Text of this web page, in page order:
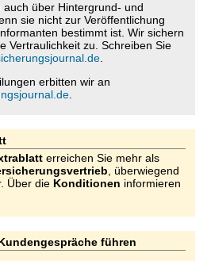
über Hintergrund- und
sie nicht zur Veröffentlichung
bestimmt ist. Wir sichern
Vertraulichkeit zu. Schreiben Sie
erbitten wir an
erreichen Sie mehr als
, überwiegend
Über die Konditionen informieren
führen